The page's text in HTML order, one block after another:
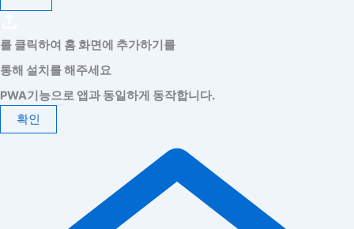
를 클릭하여 홈 화면에 추가하기를
통해 설치를 해주세요
PWA기능으로 앱과 동일하게 동작합니다.
확인